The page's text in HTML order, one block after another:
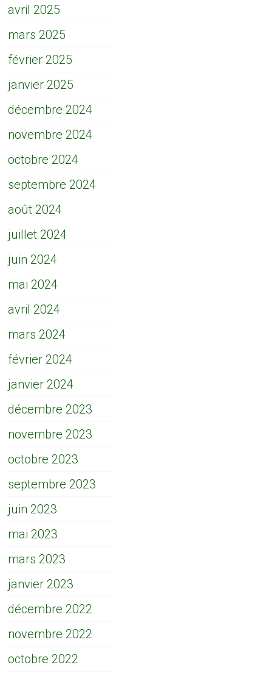
avril 2025
mars 2025
février 2025
janvier 2025
décembre 2024
novembre 2024
octobre 2024
septembre 2024
août 2024
juillet 2024
juin 2024
mai 2024
avril 2024
mars 2024
février 2024
janvier 2024
décembre 2023
novembre 2023
octobre 2023
septembre 2023
juin 2023
mai 2023
mars 2023
janvier 2023
décembre 2022
novembre 2022
octobre 2022